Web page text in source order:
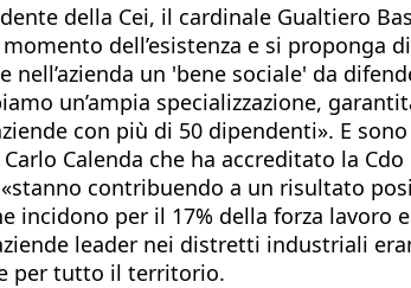
della Cei, il cardinale Gualtiero
dell’esistenza e si proponga
un 'bene sociale' da
un’ampia specializzazione,
con più di 50 dipendenti». E
Calenda che ha accreditato la
contribuendo a un risultato
incidono per il 17% della forza lavoro
leader nei distretti industriali
per tutto il territorio.